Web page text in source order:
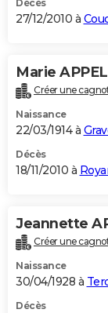
Décès
27/12/2010 à
Marie
Créer une
Naissance
22/03/1914 à
Décès
18/11/2010 à
Jeannette
Créer une
Naissance
30/04/1928 à
Décès